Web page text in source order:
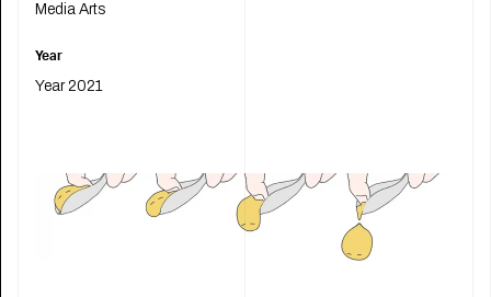
Media Arts
Year
Year 2021